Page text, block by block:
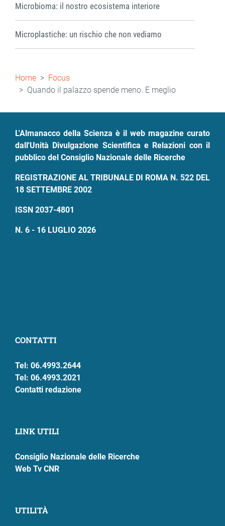
Microbioma: il nostro ecosistema interiore
Microplastiche: un rischio che non vediamo
Briciole
di
pane
Home
Focus
Quando il palazzo spende meno. E meglio
L'Almanacco della Scienza è il web magazine curato
dall'Unità Divulgazione Scientifica e Relazioni con il
pubblico del Consiglio Nazionale delle Ricerche
REGISTRAZIONE AL TRIBUNALE DI ROMA N. 522 DEL
18 SETTEMBRE 2002
ISSN 2037-4801
N. 6 - 16 LUGLIO 2026
CONTATTI
Tel: 06.4993.2644
Tel: 06.4993.2021
Contatti redazione
LINK UTILI
Consiglio Nazionale delle Ricerche
Web Tv CNR
UTILITÀ